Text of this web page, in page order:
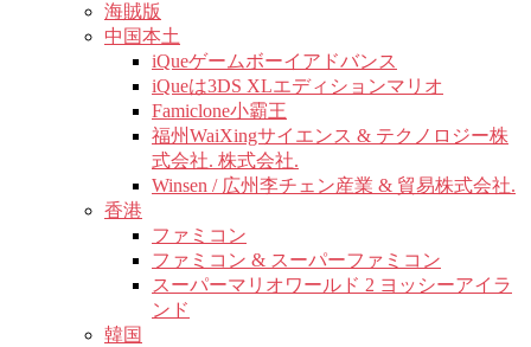
海賊版
中国本土
iQueゲームボーイアドバンス
iQueは3DS XLエディションマリオ
Famiclone小霸王
福州WaiXingサイエンス & テクノロジー株
式会社. 株式会社.
Winsen / 広州李チェン産業 & 貿易株式会社.
香港
ファミコン
ファミコン & スーパーファミコン
スーパーマリオワールド 2 ヨッシーアイラ
ンド
韓国